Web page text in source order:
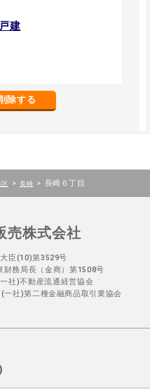
建
除する
> 長崎 > 長崎６丁目
売株式会社
大臣(10)第3529号
財務局長（金商）第1508号
社)不動産流通経営協会
社)第二種金融商品取引業協会